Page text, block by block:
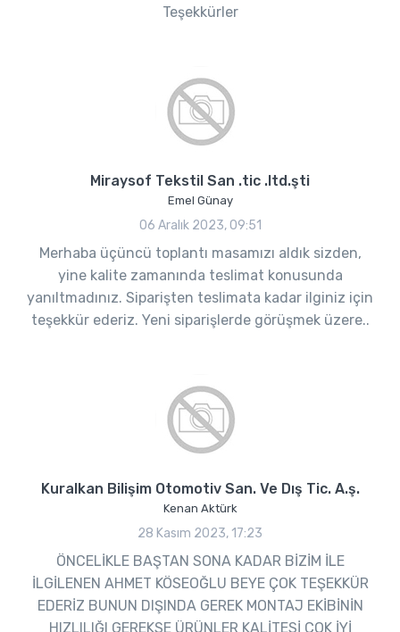
Teşekkürler
Miraysof Tekstil San .tic .ltd.şti
Emel Günay
06 Aralık 2023, 09:51
Merhaba üçüncü toplantı masamızı aldık sizden,
yine kalite zamanında teslimat konusunda
yanıltmadınız. Siparişten teslimata kadar ilginiz için
teşekkür ederiz. Yeni siparişlerde görüşmek üzere..
Kuralkan Bilişim Otomotiv San. Ve Dış Tic. A.ş.
Kenan Aktürk
28 Kasım 2023, 17:23
ÖNCELİKLE BAŞTAN SONA KADAR BİZİM İLE
İLGİLENEN AHMET KÖSEOĞLU BEYE ÇOK TEŞEKKÜR
EDERİZ BUNUN DIŞINDA GEREK MONTAJ EKİBİNİN
HIZLILIĞI GEREKSE ÜRÜNLER KALİTESİ ÇOK İYİ